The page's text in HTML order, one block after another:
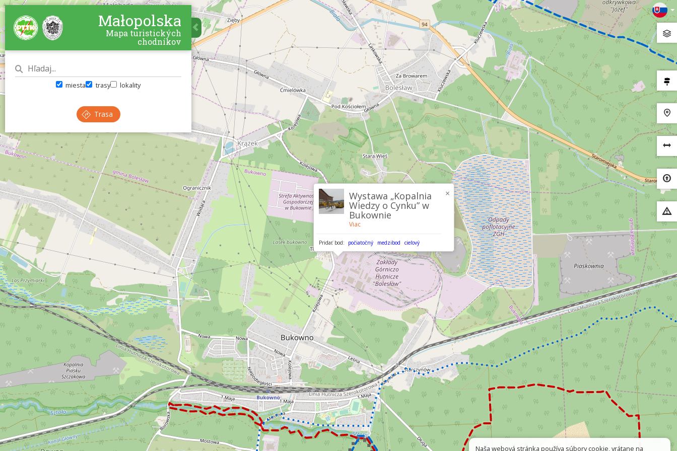
×
Wystawa „Kopalnia
Wiedzy o Cynku” w
Bukownie
Viac
Pridať bod: počiatočný medzibod cieľový
Małopolska
Mapa turistických
chodníkov
miesta trasy lokality
Trasa
Naša webová stránka používa súbory cookie, vrátane na